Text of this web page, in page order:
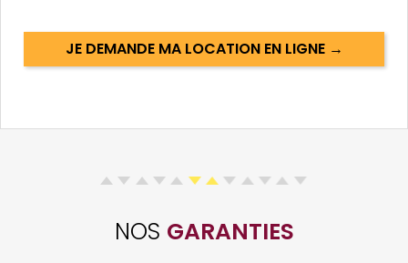
JE DEMANDE MA LOCATION EN LIGNE →
NOS GARANTIES